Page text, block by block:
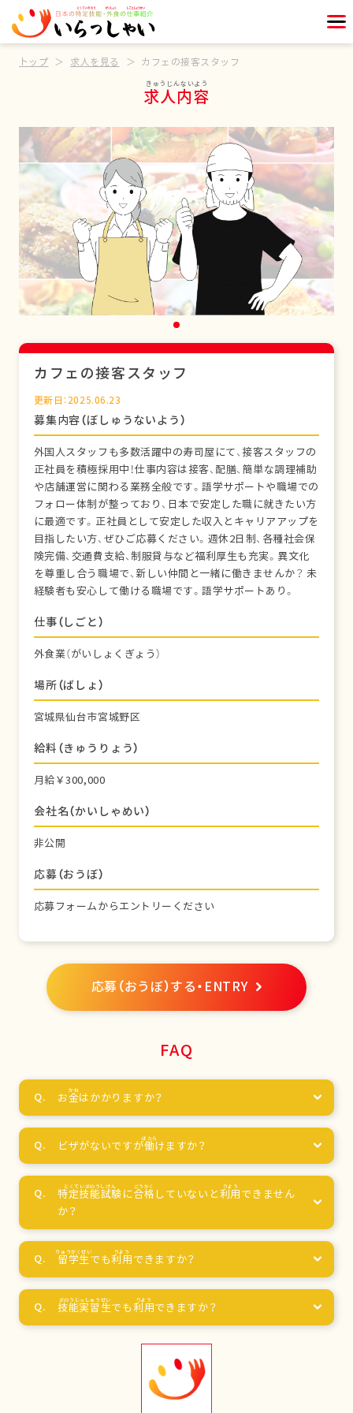
トップ 求人を見る カフェの接客スタッフ
求人内容
カフェの接客スタッフ
更新日：2025.06.23
募集内容（ぼしゅうないよう）
外国人スタッフも多数活躍中の寿司屋にて、接客スタッフの
正社員を積極採用中！仕事内容は接客、配膳、簡単な調理補助
や店舗運営に関わる業務全般です。語学サポートや職場での
フォロー体制が整っており、日本で安定した職に就きたい方
に最適です。正社員として安定した収入とキャリアアップを
目指したい方、ぜひご応募ください。週休2日制、各種社会保
険完備、交通費支給、制服貸与など福利厚生も充実。異文化
を尊重し合う職場で、新しい仲間と一緒に働きませんか？ 未
経験者も安心して働ける職場です。語学サポートあり。
仕事（しごと）
外食業（がいしょくぎょう）
場所（ばしょ）
宮城県仙台市宮城野区
給料（きゅうりょう）
月給￥300,000
会社名（かいしゃめい）
非公開
応募（おうぼ）
応募フォームからエントリーください
応募（おうぼ）する・ENTRY
FAQ
お金はかかりますか？
ビザがないですが働けますか？
特定技能試験に合格 していないと利用 できません
か？
留学生でも利用 できますか？
技能実習生でも利用できますか？